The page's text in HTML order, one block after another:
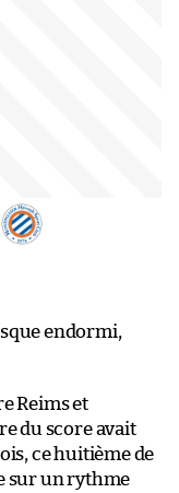
endormi,
Reims et
du score avait
ce huitième de
sur un rythme